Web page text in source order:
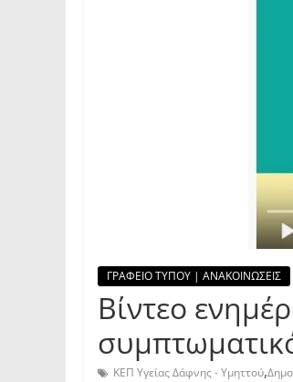
ΓΡΑΦΕΙΟ ΤΥΠΟΥ | ΑΝΑΚΟΙΝΩΣΕΙΣ
Βίντεο
ΚΕΠ Υγείας Δάφνης - Υμηττού,